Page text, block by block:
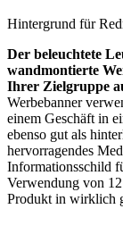
Hintergrund für
Der beleuchtete
wandmontierte
Ihrer Zielgruppe
Werbebanner
einem Geschäft in
ebenso gut als
hervorragendes
Informationsschild
Verwendung von
Produkt in wirklich